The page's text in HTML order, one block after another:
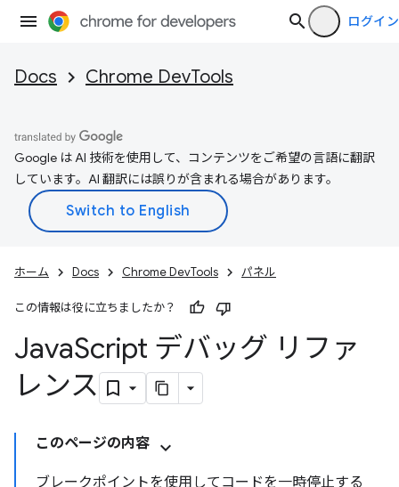
ログイン
Docs Chrome DevTools
Google は AI 技術を使用して、コンテンツをご希望の言語に翻訳
しています。AI 翻訳には誤りが含まれる場合があります。
ホーム Docs Chrome DevTools パネル
この情報は役に立ちましたか？
JavaScript デバッグ リファ
レンス
このページの内容
ブレークポイントを使用してコードを一時停止する